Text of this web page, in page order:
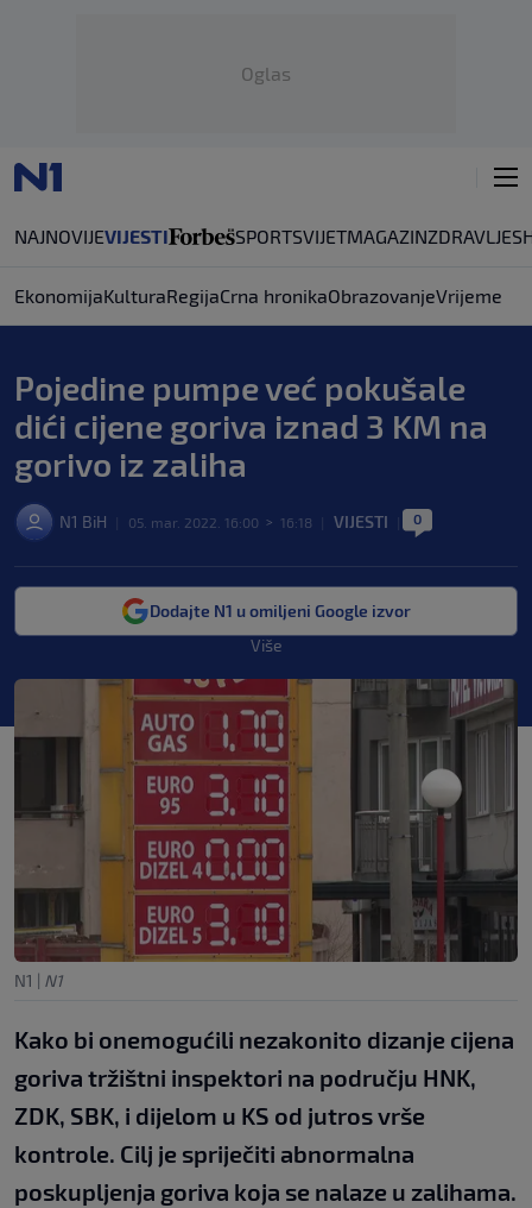
Oglas
NAJNOVIJEVIJESTI SPORTSVIJETMAGAZINZDRAVLJE
EkonomijaKulturaRegijaCrna hronikaObrazovanjeVrijeme
Pojedine pumpe već pokušale
dići cijene goriva iznad 3 KM na
gorivo iz zaliha
N1 BiH 05. mar. 2022. 16:00 > 16:18 VIJESTI 0
Dodajte N1 u omiljeni Google izvor
Više
N1 | N1
Kako bi onemogućili nezakonito dizanje cijena
goriva tržištni inspektori na području HNK,
ZDK, SBK, i dijelom u KS od jutros vrše
kontrole. Cilj je spriječiti abnormalna
poskupljenja goriva koja se nalaze u zalihama.